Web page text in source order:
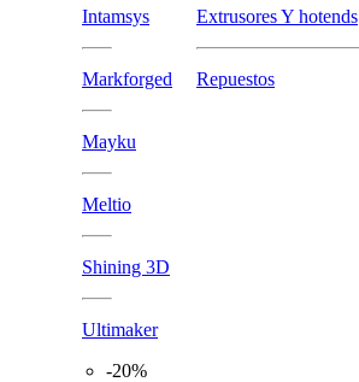
Intamsys
Markforged
Mayku
Meltio
Shining 3D
Ultimaker
Extrusores Y hotends
Repuestos
-20%